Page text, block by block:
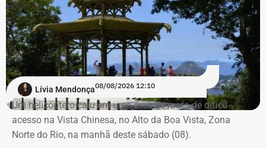
de uma criança de 2 anos — Foto: Reprodução.
Há registro de fogo na região, e militares especializados
em combate a incêndios florestais também foram
mobilizados.
Para dar apoio às buscas do Corpo de Bombeiros, o
ICMBio informou que um pequeno e restrito trecho da
Estrada da Vista Chinesa, em frente ao pagode chinês da
Vista Chinesa, foi interditado. A Vista Chinesa fica dentro
do Parque Nacional da Tijuca
Lívia Mendonça08/08/2026 12:10
Um helicóptero caiu em uma área de mata de difícil
acesso na Vista Chinesa, no Alto da Boa Vista, Zona
Norte do Rio, na manhã deste sábado (08).